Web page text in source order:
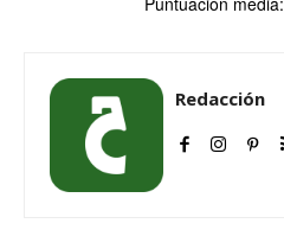
Redacción